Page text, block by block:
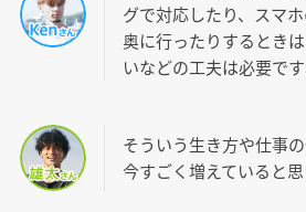
グで対応したり、スマ
奥に行ったりするとき
いなどの工夫は必要です
そういう生き方や仕事の
今すごく増えていると思